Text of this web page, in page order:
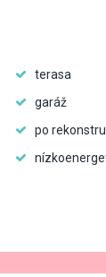
terasa
garáž
po